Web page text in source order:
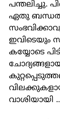
പന്തലിച്ചു.
ഏതു
ഇവിടെയും
കയ്യോടെ
വാശിയായി